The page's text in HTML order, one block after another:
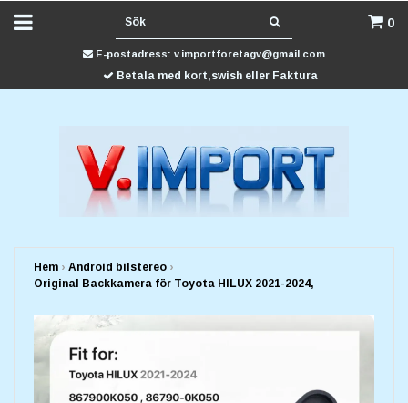
0
E-postadress: v.importforetagv@gmail.com
Betala med kort,swish eller Faktura
Hem › Android bilstereo ›
Original Backkamera för Toyota HILUX 2021-2024,